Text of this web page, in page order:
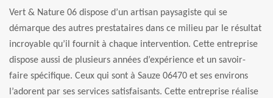
Vert & Nature 06 dispose d’un artisan paysagiste qui se
démarque des autres prestataires dans ce milieu par le résultat
incroyable qu’il fournit à chaque intervention. Cette entreprise
dispose aussi de plusieurs années d’expérience et un savoir-
faire spécifique. Ceux qui sont à Sauze 06470 et ses environs
l’adorent par ses services satisfaisants. Cette entreprise réalise